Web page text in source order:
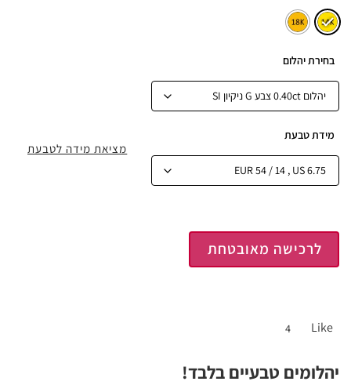
בחירת יהלום
מידת טבעת
לרכישה מאובטחת
Like
4
מציאת מידה לטבעת
יהלומים טבעיים בלבד!